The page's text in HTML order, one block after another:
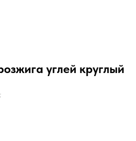
углей круглый